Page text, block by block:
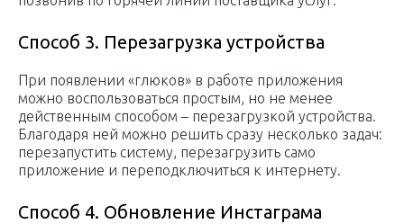
Способ 3. Перезагрузка устройства
При появлении «глюков» в работе приложения
можно воспользоваться простым, но не менее
действенным способом – перезагрузкой устройства.
Благодаря ней можно решить сразу несколько задач:
перезапустить систему, перезагрузить само
приложение и переподключиться к интернету.
Способ 4. Обновление Инстаграма